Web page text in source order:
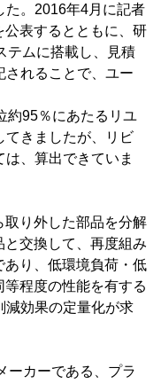
た。2016年4月に記者
表するとともに、研
テムに搭載し、見積
されることで、ユー
約95％にあたるリユ
てきましたが、リビ
、算出できていま
取り外した部品を分解
と交換して、再度組み
り、低環境負荷・低
程度の性能を有する
減効果の定量化が求
ーカーである、プラ